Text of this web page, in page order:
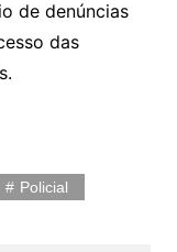
de denúncias
das
Policial